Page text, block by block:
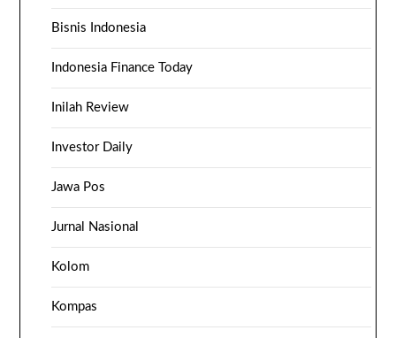
Bisnis Indonesia
Indonesia Finance Today
Inilah Review
Investor Daily
Jawa Pos
Jurnal Nasional
Kolom
Kompas